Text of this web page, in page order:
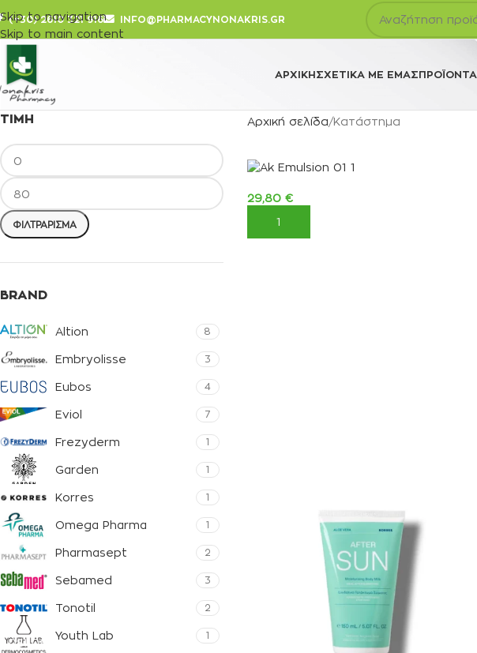
Skip to navigation
Skip to main content
(+30) 2610 321 916 INFO@PHARMACYNONAKRIS.GR
ΑΡΧΙΚΉΣΧΕΤΙΚΆ ΜΕ ΕΜΆΣΠΡΟΪΌΝΤΑ
ΤΙΜΉ
ΦΙΛΤΡΆΡΙΣΜΑ
BRAND
Altion 8
Embryolisse 3
Eubos 4
Eviol 7
Frezyderm 1
Garden 1
Korres 1
Omega Pharma 1
Pharmasept 2
Sebamed 3
Tonotil 2
Youth Lab 1
Αρχική σελίδα Κατάστημα
29,80 €
ΠΡΟΣΘΉΚΗ ΣΤΟ ΚΑΛΆΘΙ